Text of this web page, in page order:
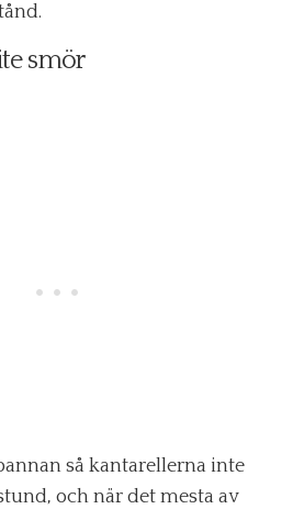
smör
så kantarellerna inte
och när det mesta av